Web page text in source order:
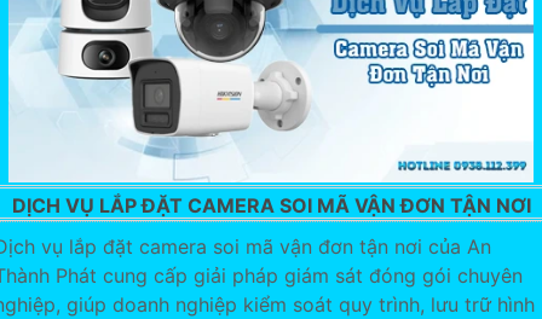
DỊCH VỤ LẮP ĐẶT CAMERA SOI MÃ VẬN ĐƠN TẬN NƠI
vụ lắp đặt camera soi mã vận đơn tận nơi của An
Phát cung cấp giải pháp giám sát đóng gói chuyên
giúp doanh nghiệp kiểm soát quy trình, lưu trữ hình